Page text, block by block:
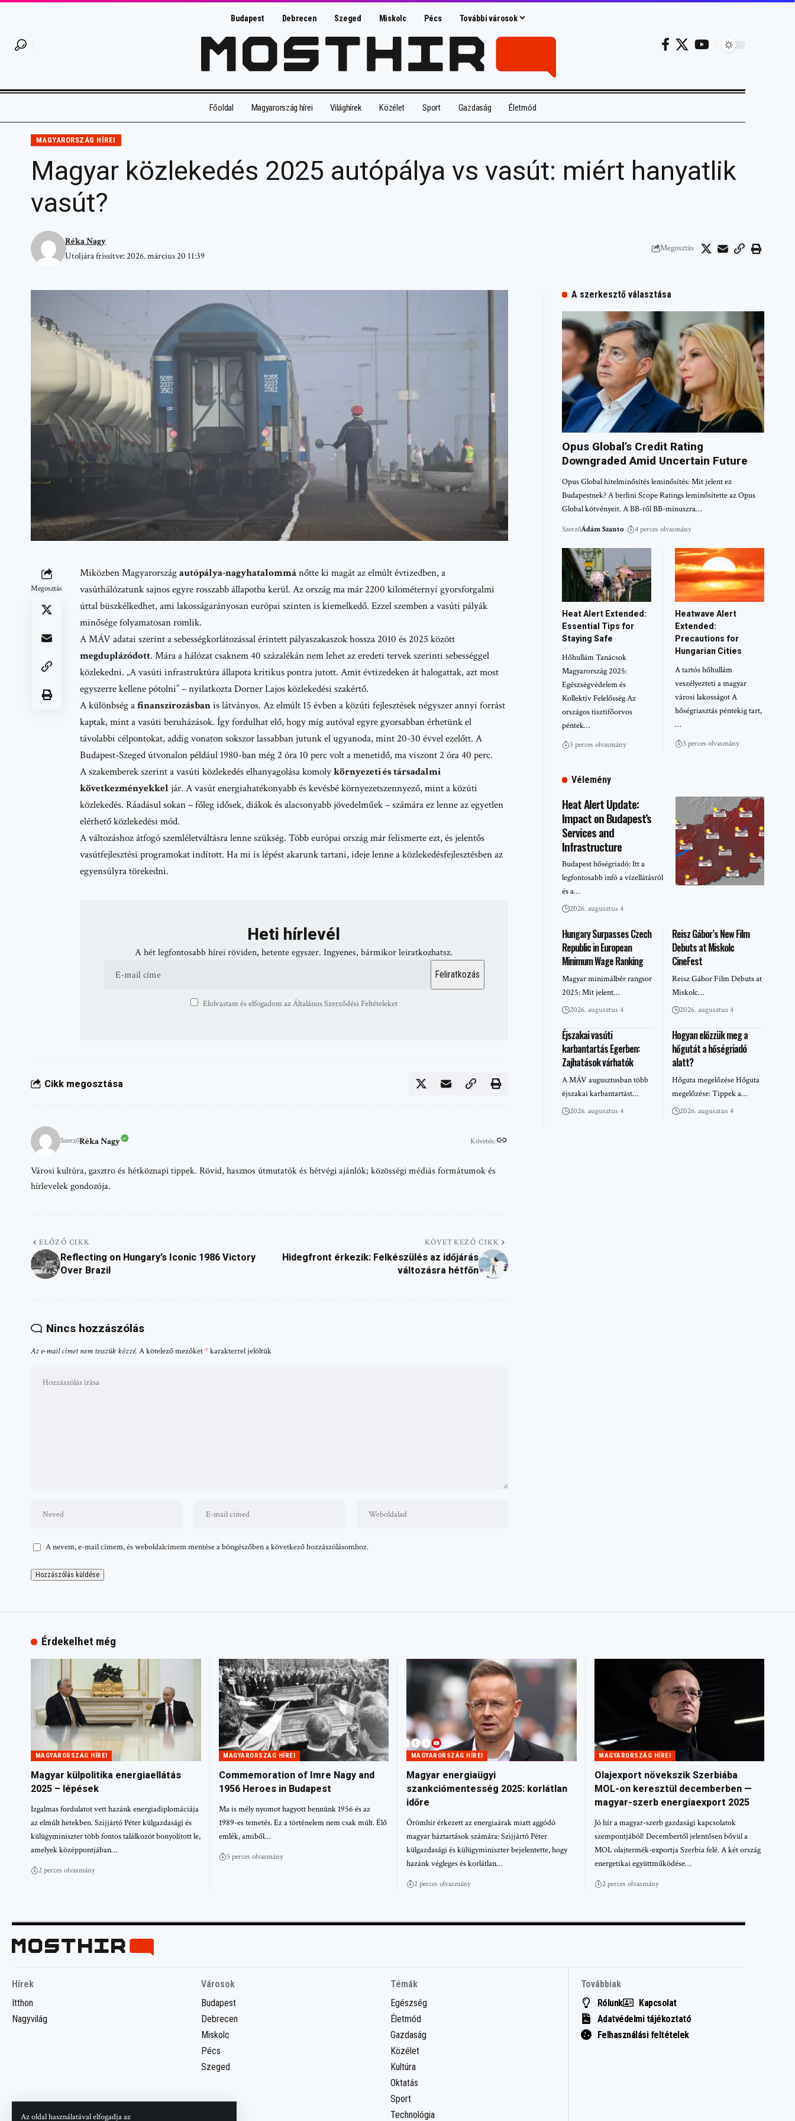
Az oldal használatával elfogadja az
Budapest Debrecen Szeged Miskolc Pécs További városok
Főoldal Magyarország hírei Világhírek Közélet Sport Gazdaság Életmód
MAGYARORSZÁG HÍREI
Magyar közlekedés 2025 autópálya vs vasút: miért hanyatlik
vasút?
Utoljára frissítve: 2026. március 20 11:39
Réka Nagy
Megosztás
Megosztás
Miközben Magyarországautópálya-nagyhatalommánőtte ki magát az elmúlt évtizedben, a
vasúthálózatunk sajnos egyre rosszabb állapotba kerül. Az ország ma már 2200 kilométernyi gyorsforgalmi
úttal büszkélkedhet, ami lakosságarányosan európai szinten is kiemelkedő. Ezzel szemben a vasúti pályák
minősége folyamatosan romlik.
A MÁV adatai szerint a sebességkorlátozással érintett pályaszakaszok hossza 2010 és 2025 között
megduplázódott. Mára a hálózat csaknem 40 százalékán nem lehet az eredeti tervek szerinti sebességgel
közlekedni. „A vasúti infrastruktúra állapota kritikus pontra jutott. Amit évtizedeken át halogattak, azt most
egyszerre kellene pótolni” – nyilatkozta Dorner Lajos közlekedési szakértő.
A különbség afinanszírozásbanis látványos. Az elmúlt 15 évben a közúti fejlesztéseknégyszer annyi forrást
kaptak, mint a vasúti beruházások. Így fordulhat elő, hogy míg autóval egyre gyorsabban érhetünk el
távolabbi célpontokat, addig vonaton sokszor lassabban jutunk el ugyanoda, mint 20-30 évvel ezelőtt. A
Budapest-Szeged útvonalon például 1980-ban még 2 óra 10 perc volt a menetidő, ma viszont 2 óra 40 perc.
A szakemberek szerint a vasúti közlekedés elhanyagolása komolykörnyezeti és társadalmi
következményekkel jár. A vasút energiahatékonyabb és kevésbé környezetszennyező, mint a közúti
közlekedés. Ráadásul sokan – főleg idősek, diákok és alacsonyabb jövedelműek – számára ez lenne az egyetlen
elérhető közlekedési mód.
A változáshoz átfogószemléletváltásralenne szükség. Több európai ország már felismerte ezt, és jelentős
vasútfejlesztési programokat indított. Ha mi is lépést akarunk tartani, ideje lenne a közlekedésfejlesztésben az
egyensúlyra törekedni.
Heti hírlevél
A hét legfontosabb hírei röviden, hetente egyszer. Ingyenes, bármikor leiratkozhatsz.
Elolvastam és elfogadom az Általános Szerződési Feltételeket
Cikk megosztása
SzerzőRéka Nagy Követés:
Városi kultúra, gasztro és hétköznapi tippek. Rövid, hasznos útmutatók és hétvégi ajánlók; közösségi médiás formátumok és
hírlevelek gondozója.
ELŐZŐ CIKK
Reflecting on Hungary’s Iconic 1986 Victory
Over Brazil
KÖVETKEZŐ CIKK
Hidegfront érkezik: Felkészülés az időjárás
változásra hétfőn
Nincs hozzászólás
Az e-mail címet nem tesszük közzé. A kötelező mezőket*karakterrel jelöltük
A nevem, e-mail címem, és weboldalcímem mentése a böngészőben a következő hozzászólásomhoz.
A szerkesztő választása
Opus Global’s Credit Rating
Downgraded Amid Uncertain Future
Opus Global hitelminősítés leminősítés: Mit jelent ez
Budapestnek? A berlini Scope Ratings leminősítette az Opus
Global kötvényeit. A BB-ről BB-mínuszra…
SzerzőÁdám Szanto 4 perces olvasmány
Heat Alert Extended:
Essential Tips for
Staying Safe
Hőhullám Tanácsok
Magyarország 2025:
Egészségvédelem és
Kollektív Felelősség Az
országos tisztifőorvos
péntek…
3 perces olvasmány
Heatwave Alert
Extended:
Precautions for
Hungarian Cities
A tartós hőhullám
veszélyezteti a magyar
városi lakosságot A
hőségriasztás péntekig tart,
…
3 perces olvasmány
Vélemény
Heat Alert Update:
Impact on Budapest’s
Services and
Infrastructure
Budapest hőségriadó: Itt a
legfontosabb infó a vízellátásról
és a…
2026. augusztus 4
Hungary Surpasses Czech
Republic in European
Minimum Wage Ranking
Magyar minimálbér rangsor
2025: Mit jelent…
2026. augusztus 4
Reisz Gábor’s New Film
Debuts at Miskolc
CineFest
Reisz Gábor Film Debuts at
Miskolc…
2026. augusztus 4
Éjszakai vasúti
karbantartás Egerben:
Zajhatások várhatók
A MÁV augusztusban több
éjszakai karbantartást…
2026. augusztus 4
Hogyan előzzük meg a
hőgutát a hőségriadó
alatt?
Hőguta megelőzése Hőguta
megelőzése: Tippek a…
2026. augusztus 4
Érdekelhet még
MAGYARORSZÁG HÍREI
Magyar külpolitika energiaellátás
2025 – lépések
Izgalmas fordulatot vett hazánk energiadiplomáciája
az elmúlt hetekben. Szijjártó Péter külgazdasági és
külügyminiszter több fontos találkozót bonyolított le,
amelyek középpontjában…
2 perces olvasmány
MAGYARORSZÁG HÍREI
Commemoration of Imre Nagy and
1956 Heroes in Budapest
Ma is mély nyomot hagyott bennünk 1956 és az
1989-es temetés. Ez a történelem nem csak múlt. Élő
emlék, amiből…
5 perces olvasmány
MAGYARORSZÁG HÍREI
Magyar energiaügyi
szankciómentesség 2025: korlátlan
időre
Örömhír érkezett az energiaárak miatt aggódó
magyar háztartások számára: Szijjártó Péter
külgazdasági és külügyminiszter bejelentette, hogy
hazánk végleges és korlátlan…
2 perces olvasmány
MAGYARORSZÁG HÍREI
Olajexport növekszik Szerbiába
MOL-on keresztül decemberben —
magyar-szerb energiaexport 2025
Jó hír a magyar-szerb gazdasági kapcsolatok
szempontjából! Decembertől jelentősen bővül a
MOL olajtermék-exportja Szerbia felé. A két ország
energetikai együttműködése…
2 perces olvasmány
Hírek
Itthon
Nagyvilág
Városok
Budapest
Debrecen
Miskolc
Pécs
Szeged
Témák
Egészség
Életmód
Gazdaság
Közélet
Kultúra
Oktatás
Sport
Technológia
Továbbiak
Rólunk
Kapcsolat
Adatvédelmi tájékoztató
Felhasználási feltételek